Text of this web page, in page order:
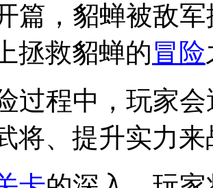
篇，貂蝉被敌
拯救貂蝉的冒险
过程中，玩家
将、提升实力